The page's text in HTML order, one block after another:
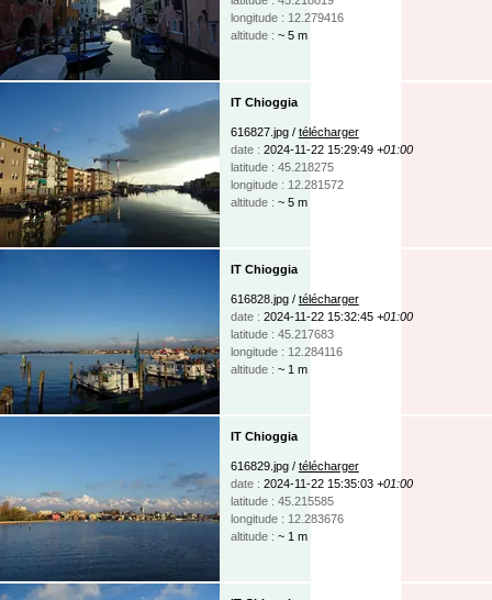
longitude : 12.279416
altitude : ~ 5 m
IT Chioggia
616827.jpg / télécharger
date : 2024-11-22 15:29:49 +01:00
latitude : 45.218275
longitude : 12.281572
altitude : ~ 5 m
IT Chioggia
616828.jpg / télécharger
date : 2024-11-22 15:32:45 +01:00
latitude : 45.217683
longitude : 12.284116
altitude : ~ 1 m
IT Chioggia
616829.jpg / télécharger
date : 2024-11-22 15:35:03 +01:00
latitude : 45.215585
longitude : 12.283676
altitude : ~ 1 m